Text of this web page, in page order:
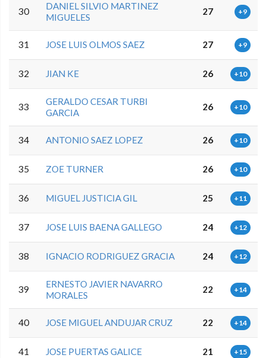
30
DANIEL SILVIO MARTINEZ
MIGUELES
27 +9
31 JOSE LUIS OLMOS SAEZ 27 +9
32 JIAN KE 26 +10
33
GERALDO CESAR TURBI
GARCIA
26 +10
34 ANTONIO SAEZ LOPEZ 26 +10
35 ZOE TURNER 26 +10
36 MIGUEL JUSTICIA GIL 25 +11
37 JOSE LUIS BAENA GALLEGO 24 +12
38 IGNACIO RODRIGUEZ GRACIA 24 +12
39
ERNESTO JAVIER NAVARRO
MORALES
22 +14
40 JOSE MIGUEL ANDUJAR CRUZ 22 +14
41 JOSE PUERTAS GALICE 21 +15